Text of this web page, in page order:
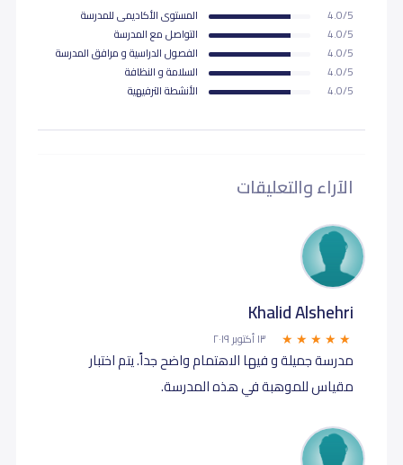
4.0/5
المستوى اﻷكاديمى للمدرسة
4.0/5
التواصل مع المدرسة
4.0/5
الفصول الدراسية و مرافق المدرسة
4.0/5
السلامة و النظافة
4.0/5
اﻷنشطة الترفيهية
الآراء والتعليقات
Khalid Alshehri
١٣ أكتوبر ٢٠١٩
مدرسة جميلة و فيها الاهتمام واضح جداً. يتم اختبار
مقياس للموهبة في هذه المدرسة.